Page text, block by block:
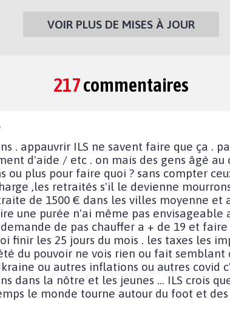
VOIR PLUS DE MISES À JOUR
217commentaires
. appauvrir ILS ne savent faire que ça .
d'aide / etc . on mais des gens âgé
ou plus pour faire quoi ? sans compter
,les retraités s'il le devienne
de 1500 € dans les villes moyenne et
une purée n'ai même pas envisageable
de pas chauffer a + de 19 et
finir les 25 jours du mois . les taxes les
du pouvoir ne vois rien ou fait semblant
ou autres inflations ou autres covid
dans la nôtre et les jeunes ... ILS crois
le monde tourne autour du foot et